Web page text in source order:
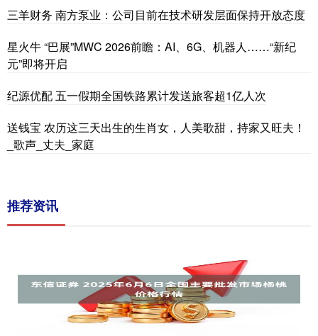
三羊财务 南方泵业：公司目前在技术研发层面保持开放态度
星火牛 “巴展”MWC 2026前瞻：AI、6G、机器人……“新纪
元”即将开启
纪源优配 五一假期全国铁路累计发送旅客超1亿人次
送钱宝 农历这三天出生的生肖女，人美歌甜，持家又旺夫！
_歌声_丈夫_家庭
推荐资讯